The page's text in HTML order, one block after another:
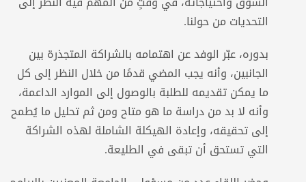
التحديات من حولنا.
بدوره، عبّر الوفد عن اهتمامه بالشراكة المتجذرة بين
الجانبين، وأنه يجب المضي قدمًا من خلال النظر إلى كل
ما يمكن تقديمه للطلبة بالوصول إلى الموارد الداعمة،
وأنه لا بد من دراسة ما هو متاح ومن ثم تحليل ما يُطمح
إلى تحقيقه، وإعادة الهيكلة الشاملة لهذه الشراكة
التي تستحق أن تبقى في الطليعة.